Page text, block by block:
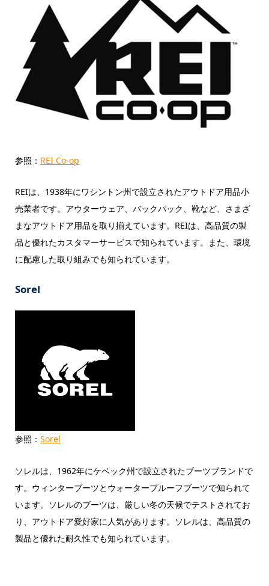
参照： REI Co-op
REIは、1938年にワシントン州で設立されたアウトドア用品小
売業者です。アウターウェア、バックパック、靴など、さまざ
まなアウトドア用品を取り揃えています。REIは、高品質の製
品と優れたカスタマーサービスで知られています。また、環境
に配慮した取り組みでも知られています。
Sorel
参照： Sorel
ソレルは、1962年にケベック州で設立されたブーツブランドで
す。ウィンターブーツとウォータープルーフブーツで知られて
います。ソレルのブーツは、厳しい冬の天候でテストされてお
り、アウトドア愛好家に人気があります。ソレルは、高品質の
製品と優れた耐久性でも知られています。